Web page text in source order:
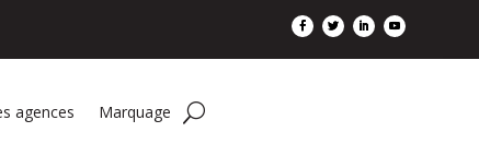
agences Marquage